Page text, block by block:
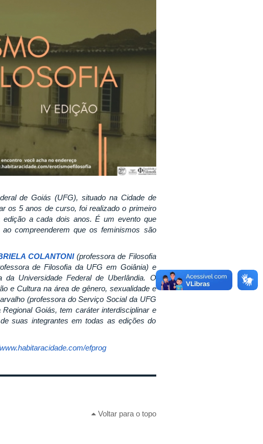
de Goiás (UFG), situado na Cidade de
os 5 anos de curso, foi realizado o primeiro
edição a cada dois anos. É um evento que
ao compreenderem que os feminismos são
COLANTONI(professora de Filosofia
de Filosofia da UFG em Goiânia) e
da Universidade Federal de Uberlândia. O
e Cultura na área de gênero, sexualidade e
(professora do Serviço Social da UFG
Goiás, tem caráter interdisciplinar e
suas integrantes em todas as edições do
efprog
Voltar para o topo